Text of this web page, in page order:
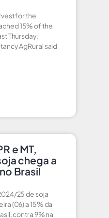
for the
15% of the
Thursday,
AgRural said
e MT,
chega a
Brasil
25 de soja
(06) a 15% da
contra 9% na